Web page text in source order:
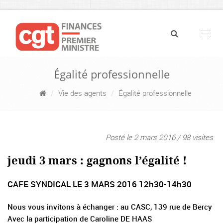
Égalité professionnelle
Vie des agents Égalité professionnelle
Posté le 2 mars 2016 / 98 visites
jeudi 3 mars : gagnons l’égalité !
CAFE SYNDICAL LE 3 MARS 2016 12h30-14h30
Nous vous invitons à échanger : au CASC, 139 rue de Bercy
Avec la participation de Caroline DE HAAS